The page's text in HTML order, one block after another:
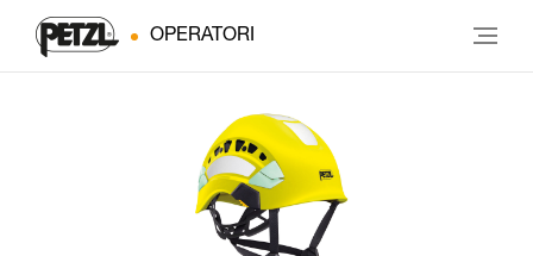
OPERATORI